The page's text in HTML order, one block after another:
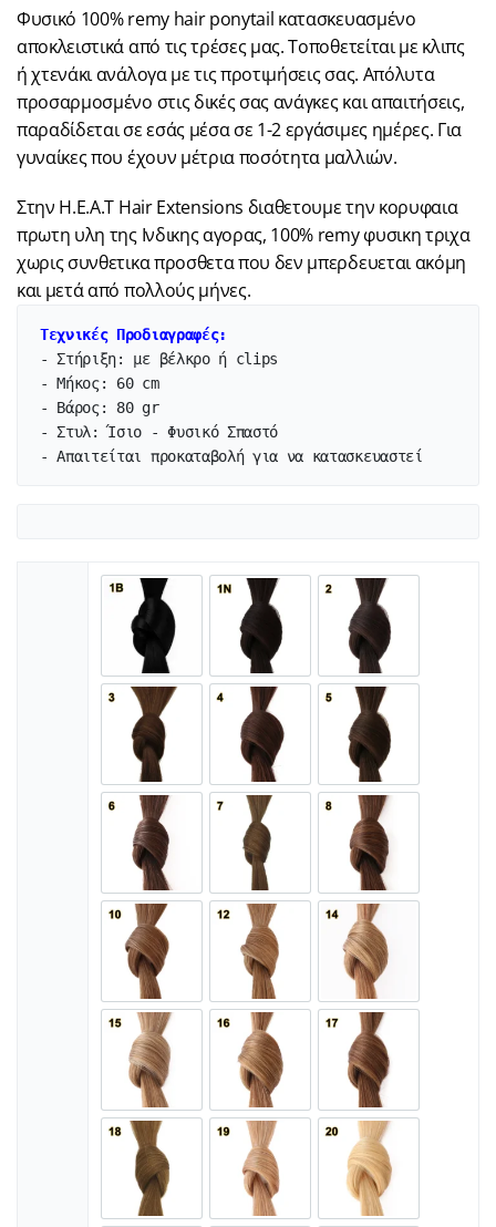
Φυσικό 100% remy hair ponytail κατασκευασμένo
αποκλειστικά από τις τρέσες μας. Τοποθετείται με κλιπς
ή χτενάκι ανάλογα με τις προτιμήσεις σας. Απόλυτα
προσαρμοσμένο στις δικές σας ανάγκες και απαιτήσεις,
παραδίδεται σε εσάς μέσα σε 1-2 εργάσιμες ημέρες. Για
γυναίκες που έχουν μέτρια ποσότητα μαλλιών.
Στην H.E.A.T Hair Extensions διαθετουμε την κορυφαια
πρωτη υλη της Ινδικης αγορας, 100% remy φυσικη τριχα
χωρις συνθετικα προσθετα που δεν μπερδευεται ακόμη
και μετά από πολλούς μήνες.
Τεχνικές Προδιαγραφές:
- Στήριξη: με βέλκρο ή clips
- Μήκος: 60 cm
- Βάρος: 80 gr
- Στυλ: Ίσιο - Φυσικό Σπαστό